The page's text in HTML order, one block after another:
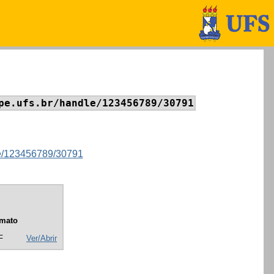
handle/123456789/30791
123456789/30791
Ver/Abrir